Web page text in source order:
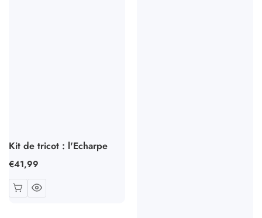
Kit de tricot : l'Echarpe
Prix
€41,99